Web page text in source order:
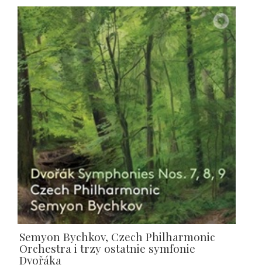
Semyon Bychkov, Czech Philharmonic
Orchestra i trzy ostatnie symfonie
Dvořáka